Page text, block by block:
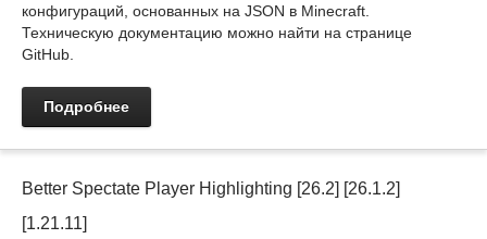
конфигураций, основанных на JSON в Minecraft.
Техническую документацию можно найти на странице
GitHub.
Подробнее
Better Spectate Player Highlighting [26.2] [26.1.2]
[1.21.11]